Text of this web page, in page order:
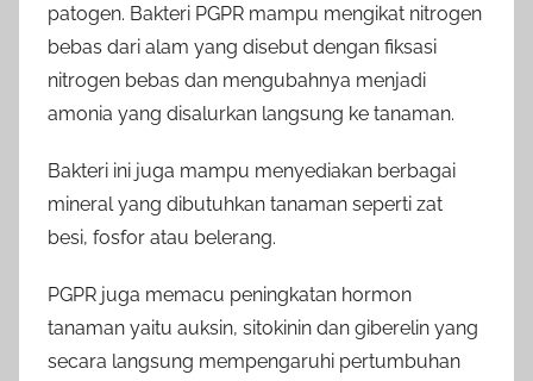
patogen. Bakteri PGPR mampu mengikat nitrogen
bebas dari alam yang disebut dengan fiksasi
nitrogen bebas dan mengubahnya menjadi
amonia yang disalurkan langsung ke tanaman.
Bakteri ini juga mampu menyediakan berbagai
mineral yang dibutuhkan tanaman seperti zat
besi, fosfor atau belerang.
PGPR juga memacu peningkatan hormon
tanaman yaitu auksin, sitokinin dan giberelin yang
secara langsung mempengaruhi pertumbuhan